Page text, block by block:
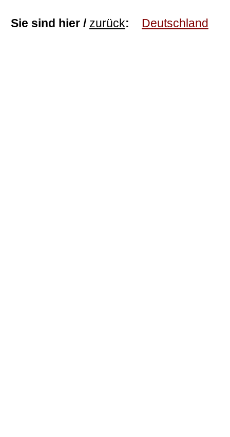
Sie sind hier / zurück: Deutschland